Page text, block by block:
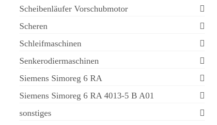
Scheibenläufer Vorschubmotor
Scheren
Schleifmaschinen
Senkerodiermaschinen
Siemens Simoreg 6 RA
Siemens Simoreg 6 RA 4013-5 B A01
sonstiges